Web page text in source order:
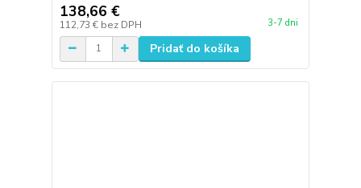
138,66 €
112,73 € bez DPH 3-7 dni
Pridať do košíka